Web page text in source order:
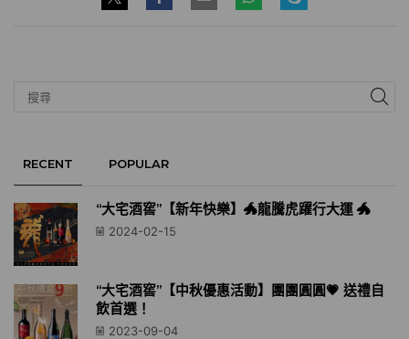
RECENT POPULAR
“大宅酒窖”【新年快樂】🐲龍騰虎躍行大運 🐲
2024-02-15
“大宅酒窖”【中秋優惠活動】團團圓圓💗 送禮自
飲首選！
2023-09-04